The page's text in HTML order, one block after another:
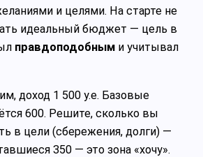
и целями. На старте не
идеальный бюджет — цель в
правдоподобным и учитывал
доход 1 500 у.е. Базовые
600. Решите, сколько вы
в цели (сбережения, долги) —
350 — это зона «хочу».